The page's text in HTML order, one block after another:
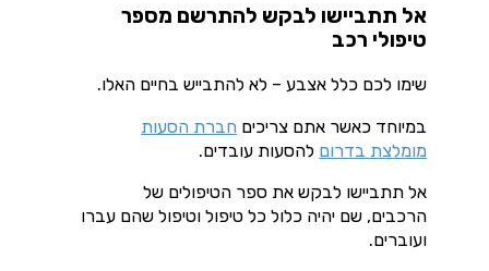
אל תתביישו לבקש להתרשם מספר
טיפולי רכב
שימו לכם כלל אצבע – לא להתבייש בחיים האלו.
במיוחד כאשר אתם צריכים חברת הסעות
מומלצת בדרום להסעות עובדים.
אל תתביישו לבקש את ספר הטיפולים של
הרכבים, שם יהיה כלול כל טיפול וטיפול שהם עברו
ועוברים.